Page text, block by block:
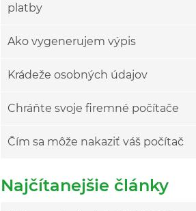
platby
Ako vygenerujem výpis
Krádeže osobných údajov
Chráňte svoje firemné počítače
Čím sa môže nakaziť váš počítač
Najčítanejšie články